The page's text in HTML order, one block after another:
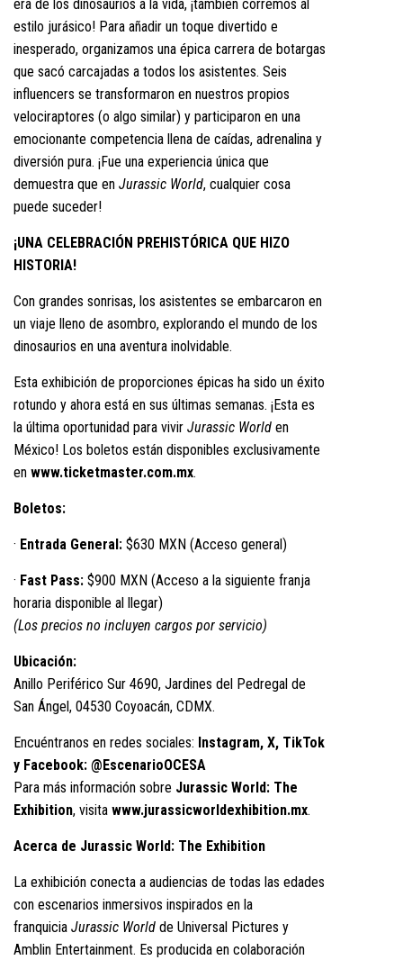
era de los dinosaurios a la vida, ¡también corremos al
estilo jurásico! Para añadir un toque divertido e
inesperado, organizamos una épica carrera de botargas
que sacó carcajadas a todos los asistentes. Seis
influencers se transformaron en nuestros propios
velociraptores (o algo similar) y participaron en una
emocionante competencia llena de caídas, adrenalina y
diversión pura. ¡Fue una experiencia única que
demuestra que en Jurassic World, cualquier cosa
puede suceder!
¡UNA CELEBRACIÓN PREHISTÓRICA QUE HIZO
HISTORIA!
Con grandes sonrisas, los asistentes se embarcaron en
un viaje lleno de asombro, explorando el mundo de los
dinosaurios en una aventura inolvidable.
Esta exhibición de proporciones épicas ha sido un éxito
rotundo y ahora está en sus últimas semanas. ¡Esta es
la última oportunidad para vivir Jurassic World en
México! Los boletos están disponibles exclusivamente
en www.ticketmaster.com.mx.
Boletos:
· Entrada General: $630 MXN (Acceso general)
· Fast Pass: $900 MXN (Acceso a la siguiente franja
horaria disponible al llegar)
(Los precios no incluyen cargos por servicio)
Ubicación:
Anillo Periférico Sur 4690, Jardines del Pedregal de
San Ángel, 04530 Coyoacán, CDMX.
Encuéntranos en redes sociales: Instagram, X, TikTok
y Facebook: @EscenarioOCESA
Para más información sobre Jurassic World: The
Exhibition, visita www.jurassicworldexhibition.mx.
Acerca de Jurassic World: The Exhibition
La exhibición conecta a audiencias de todas las edades
con escenarios inmersivos inspirados en la
franquicia Jurassic World de Universal Pictures y
Amblin Entertainment. Es producida en colaboración